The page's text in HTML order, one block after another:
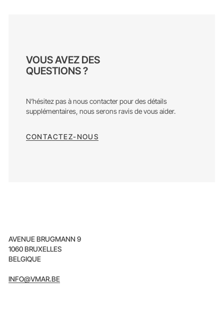
VOUS AVEZ DES
QUESTIONS ?
N’hésitez pas à nous contacter pour des détails
supplémentaires, nous serons ravis de vous aider.
CONTACTEZ-NOUS
AVENUE BRUGMANN 9
1060 BRUXELLES
BELGIQUE
INFO@VMAR.BE